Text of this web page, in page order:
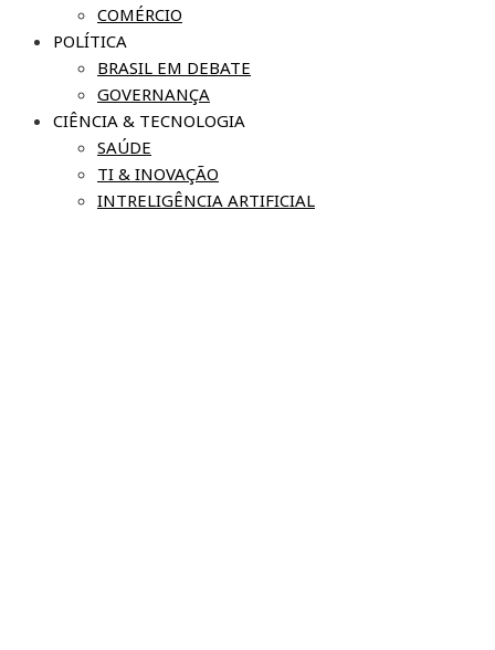
COMÉRCIO
POLÍTICA
BRASIL EM DEBATE
GOVERNANÇA
CIÊNCIA & TECNOLOGIA
SAÚDE
TI & INOVAÇÃO
INTRELIGÊNCIA ARTIFICIAL